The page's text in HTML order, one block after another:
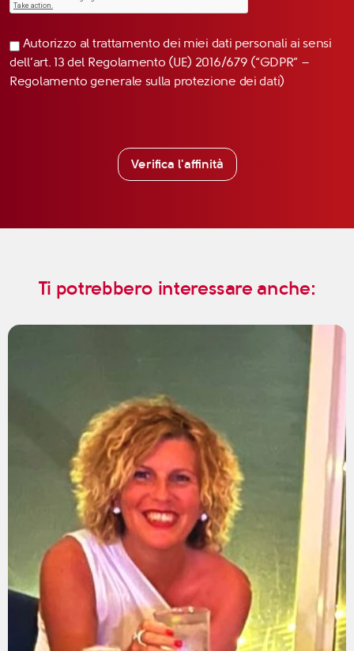
Autorizzo al trattamento dei miei dati personali ai sensi
dell’art. 13 del Regolamento (UE) 2016/679 (“GDPR” –
Regolamento generale sulla protezione dei dati)
Verifica l'affinità
Ti potrebbero interessare anche: